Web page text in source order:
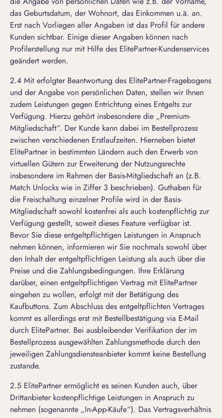
das Geburtsdatum, der Wohnort, das Einkommen u.ä. an.
Erst nach Vorliegen aller Angaben ist das Profil für andere
Kunden sichtbar. Einige dieser Angaben können nach
Profilerstellung nur mit Hilfe des ElitePartner-Kundenservices
geändert werden.
2.4 Mit erfolgter Beantwortung des ElitePartner-Fragebogens
und der Angabe von persönlichen Daten, stellen wir Ihnen
zudem Leistungen gegen Entrichtung eines Entgelts zur
Verfügung. Hierzu gehört insbesondere die „Premium-
Mitgliedschaft“. Der Kunde kann dabei im Bestellprozess
zwischen verschiedenen Erstlaufzeiten. Hierneben bietet
ElitePartner in bestimmten Ländern auch den Erwerb von
virtuellen Gütern zur Erweiterung der Nutzungsrechte
insbesondere im Rahmen der Basis-Mitgliedschaft an (z.B.
Match Unlocks wie in Ziffer 3 beschrieben). Guthaben für
die Freischaltung einzelner Profile wird in der Basis-
Mitgliedschaft sowohl kostenfrei als auch kostenpflichtig zur
Verfügung gestellt, soweit dieses Feature verfügbar ist.
Bevor Sie diese entgeltpflichtigen Leistungen in Anspruch
nehmen können, informieren wir Sie nochmals sowohl über
den Inhalt der entgeltpflichtigen Leistung als auch über die
Preise und die Zahlungsbedingungen. Ihre Erklärung
darüber, einen entgeltpflichtigen Vertrag mit ElitePartner
eingehen zu wollen, erfolgt mit der Betätigung des
Kaufbuttons. Zum Abschluss des entgeltpflichten Vertrages
kommt es allerdings erst mit Bestellbestätigung via E-Mail
durch ElitePartner. Bei ausbleibender Verifikation der im
Bestellprozess ausgewählten Zahlungsmethode durch den
jeweiligen Zahlungsdiensteanbieter kommt keine Bestellung
zustande.
2.5 ElitePartner ermöglicht es seinen Kunden auch, über
Drittanbieter kostenpflichtige Leistungen in Anspruch zu
nehmen (sogenannte „In-App-Käufe“). Das Vertragsverhältnis